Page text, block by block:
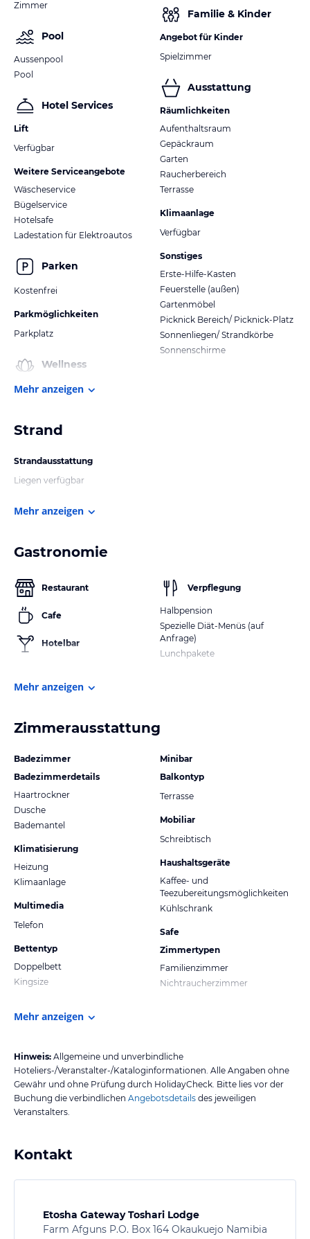
Zimmer
Pool
Aussenpool
Pool
Hotel Services
Lift
Verfügbar
Weitere Serviceangebote
Wäscheservice
Bügelservice
Hotelsafe
Ladestation für Elektroautos
Parken
Kostenfrei
Parkmöglichkeiten
Parkplatz
Wellness
Familie & Kinder
Angebot für Kinder
Spielzimmer
Ausstattung
Räumlichkeiten
Aufenthaltsraum
Gepäckraum
Garten
Raucherbereich
Terrasse
Klimaanlage
Verfügbar
Sonstiges
Erste-Hilfe-Kasten
Feuerstelle (außen)
Gartenmöbel
Picknick Bereich/ Picknick-Platz
Sonnenliegen/ Strandkörbe
Sonnenschirme
Mehr anzeigen
Strand
Strandausstattung
Liegen verfügbar
Mehr anzeigen
Gastronomie
Restaurant
Cafe
Hotelbar
Verpflegung
Halbpension
Spezielle Diät-Menüs (auf
Anfrage)
Lunchpakete
Mehr anzeigen
Zimmerausstattung
Badezimmer
Badezimmerdetails
Haartrockner
Dusche
Bademantel
Klimatisierung
Heizung
Klimaanlage
Multimedia
Telefon
Bettentyp
Doppelbett
Kingsize
Minibar
Balkontyp
Terrasse
Mobiliar
Schreibtisch
Haushaltsgeräte
Kaffee- und
Teezubereitungsmöglichkeiten
Kühlschrank
Safe
Zimmertypen
Familienzimmer
Nichtraucherzimmer
Mehr anzeigen
Hinweis: Allgemeine und unverbindliche
Hoteliers-/Veranstalter-/Kataloginformationen. Alle Angaben ohne
Gewähr und ohne Prüfung durch HolidayCheck. Bitte lies vor der
Buchung die verbindlichen Angebotsdetails des jeweiligen
Veranstalters.
Kontakt
Etosha Gateway Toshari Lodge
Farm Afguns P.O. Box 164 Okaukuejo Namibia